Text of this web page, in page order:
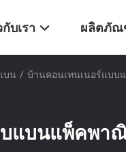
กับเรา ผลิตภั
บน / บ้านคอนเทนเนอร์แบ
บแบนแพ็คพา